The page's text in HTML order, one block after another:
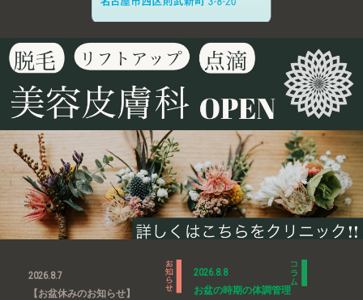
2026.8.7
【お盆休みのお知らせ】
2026.8.8
お盆の時期の体調管理